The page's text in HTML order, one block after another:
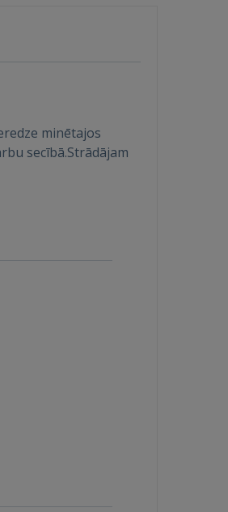
minētajos
secībā.Strādājam